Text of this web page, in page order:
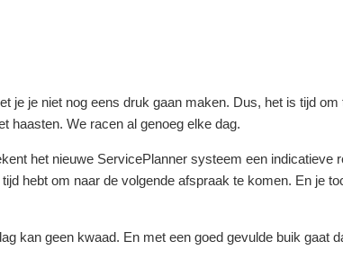
je je niet nog eens druk gaan maken. Dus, het is tijd om
haasten. We racen al genoeg elke dag.
het nieuwe ServicePlanner systeem een indicatieve
hebt om naar de volgende afspraak te komen. En je
kan geen kwaad. En met een goed gevulde buik gaat